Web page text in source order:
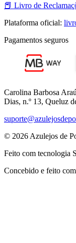
📕 Livro de
Plataforma oficial:
Pagamentos seguros
Carolina Barbosa
Dias, n.º 13, Queluz
© 2026 Azulejos de
Feito com tecnologia
Concebido e feito com